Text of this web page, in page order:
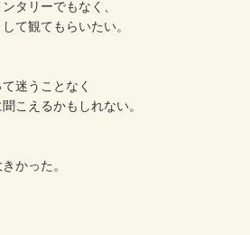
タリーでもなく、
て観てもらいたい。
迷うことなく
こえるかもしれない。
かった。